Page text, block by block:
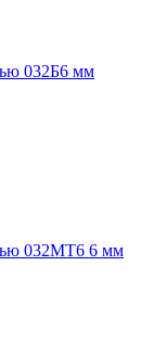
032Б6 мм
032МТ6 6 мм